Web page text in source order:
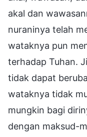
akal dan
nuraninya telah
wataknya pun
terhadap Tuhan.
tidak dapat
wataknya tidak
mungkin bagi
dengan maksud-